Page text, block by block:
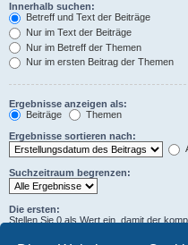
Innerhalb suchen:
Betreff und Text der Beiträge
Nur im Text der Beiträge
Nur im Betreff der Themen
Nur im ersten Beitrag der Themen
Ergebnisse anzeigen als:
Beiträge
Themen
Ergebnisse sortieren nach:
Suchzeitraum begrenzen:
Die ersten:
Stellen Sie 0 als Wert ein, damit der